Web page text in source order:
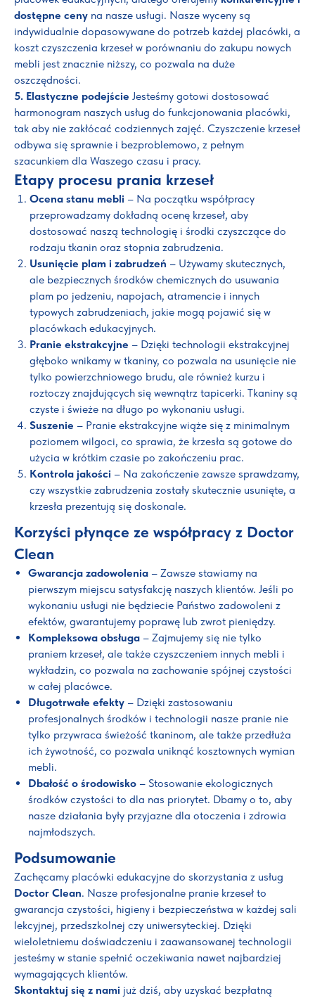
dostępne ceny na nasze usługi. Nasze wyceny są
indywidualnie dopasowywane do potrzeb każdej placówki, a
koszt czyszczenia krzeseł w porównaniu do zakupu nowych
mebli jest znacznie niższy, co pozwala na duże
oszczędności.
5. Elastyczne podejście Jesteśmy gotowi dostosować
harmonogram naszych usług do funkcjonowania placówki,
tak aby nie zakłócać codziennych zajęć. Czyszczenie krzeseł
odbywa się sprawnie i bezproblemowo, z pełnym
szacunkiem dla Waszego czasu i pracy.
Etapy procesu prania krzeseł
Ocena stanu mebli – Na początku współpracy
przeprowadzamy dokładną ocenę krzeseł, aby
dostosować naszą technologię i środki czyszczące do
rodzaju tkanin oraz stopnia zabrudzenia.
Usunięcie plam i zabrudzeń – Używamy skutecznych,
ale bezpiecznych środków chemicznych do usuwania
plam po jedzeniu, napojach, atramencie i innych
typowych zabrudzeniach, jakie mogą pojawić się w
placówkach edukacyjnych.
Pranie ekstrakcyjne – Dzięki technologii ekstrakcyjnej
głęboko wnikamy w tkaniny, co pozwala na usunięcie nie
tylko powierzchniowego brudu, ale również kurzu i
roztoczy znajdujących się wewnątrz tapicerki. Tkaniny są
czyste i świeże na długo po wykonaniu usługi.
Suszenie – Pranie ekstrakcyjne wiąże się z minimalnym
poziomem wilgoci, co sprawia, że krzesła są gotowe do
użycia w krótkim czasie po zakończeniu prac.
Kontrola jakości – Na zakończenie zawsze sprawdzamy,
czy wszystkie zabrudzenia zostały skutecznie usunięte, a
krzesła prezentują się doskonale.
Korzyści płynące ze współpracy z Doctor
Clean
Gwarancja zadowolenia – Zawsze stawiamy na
pierwszym miejscu satysfakcję naszych klientów. Jeśli po
wykonaniu usługi nie będziecie Państwo zadowoleni z
efektów, gwarantujemy poprawę lub zwrot pieniędzy.
Kompleksowa obsługa – Zajmujemy się nie tylko
praniem krzeseł, ale także czyszczeniem innych mebli i
wykładzin, co pozwala na zachowanie spójnej czystości
w całej placówce.
Długotrwałe efekty – Dzięki zastosowaniu
profesjonalnych środków i technologii nasze pranie nie
tylko przywraca świeżość tkaninom, ale także przedłuża
ich żywotność, co pozwala uniknąć kosztownych wymian
mebli.
Dbałość o środowisko – Stosowanie ekologicznych
środków czystości to dla nas priorytet. Dbamy o to, aby
nasze działania były przyjazne dla otoczenia i zdrowia
najmłodszych.
Podsumowanie
Zachęcamy placówki edukacyjne do skorzystania z usług
Doctor Clean. Nasze profesjonalne pranie krzeseł to
gwarancja czystości, higieny i bezpieczeństwa w każdej sali
lekcyjnej, przedszkolnej czy uniwersyteckiej. Dzięki
wieloletniemu doświadczeniu i zaawansowanej technologii
jesteśmy w stanie spełnić oczekiwania nawet najbardziej
wymagających klientów.
Skontaktuj się z nami już dziś, aby uzyskać bezpłatną